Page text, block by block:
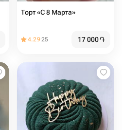
Торт «С 8 Марта» ️
4.2925 17 000֏